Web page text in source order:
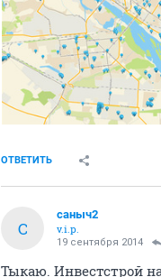
ОТВЕТИТЬ
С
саныч2
v.i.p.
19 сентября 2014
Тыкаю. Инвестстрой